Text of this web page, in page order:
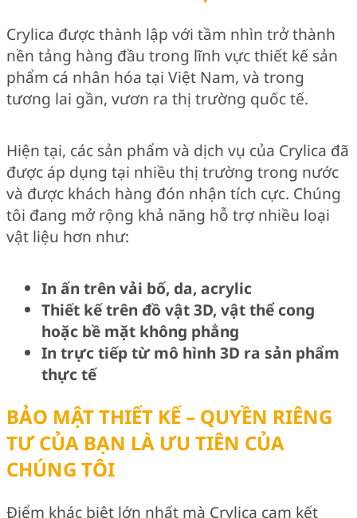
Crylica được thành lập với tầm nhìn trở thành
nền tảng hàng đầu trong lĩnh vực thiết kế sản
phẩm cá nhân hóa tại Việt Nam, và trong
tương lai gần, vươn ra thị trường quốc tế.
Hiện tại, các sản phẩm và dịch vụ của Crylica đã
được áp dụng tại nhiều thị trường trong nước
và được khách hàng đón nhận tích cực. Chúng
tôi đang mở rộng khả năng hỗ trợ nhiều loại
vật liệu hơn như:
In ấn trên vải bố, da, acrylic
Thiết kế trên đồ vật 3D, vật thể cong
hoặc bề mặt không phẳng
In trực tiếp từ mô hình 3D ra sản phẩm
thực tế
BẢO MẬT THIẾT KẾ – QUYỀN RIÊNG
TƯ CỦA BẠN LÀ ƯU TIÊN CỦA
CHÚNG TÔI
Điểm khác biệt lớn nhất mà Crylica cam kết